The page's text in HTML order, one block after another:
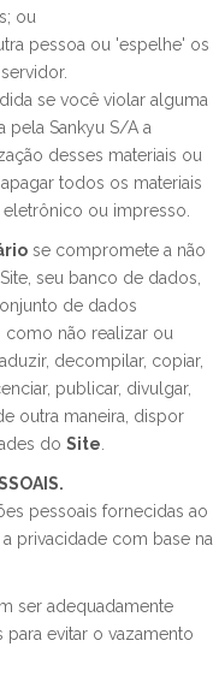
ou
pessoa ou 'espelhe' os
se você violar alguma
pela Sankyu S/A a
desses materiais ou
todos os materiais
ou impresso.
se compromete a não
seu banco de dados,
de dados
como não realizar ou
decompilar, copiar,
publicar, divulgar,
outra maneira, dispor
do Site
pessoais fornecidas ao
privacidade com base na
ser adequadamente
evitar o vazamento